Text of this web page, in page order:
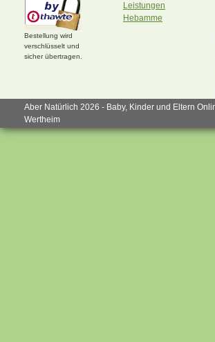
Bestellung wird
verschlüsselt und
sicher übertragen.
Leistungen
Hebamme
Aber Natürlich 2026 - Baby, Kinder und Eltern
Wertheim